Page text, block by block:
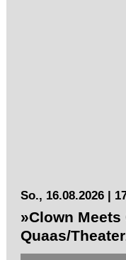
So., 16.08.2026 |
»Clown Meets
Quaas/